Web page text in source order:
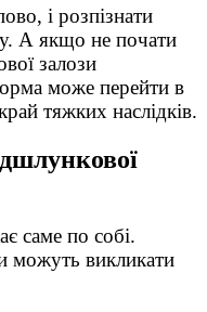
і розпізнати
А якщо не почати
залози
може перейти в
тяжких наслідків.
саме по собі.
можуть викликати